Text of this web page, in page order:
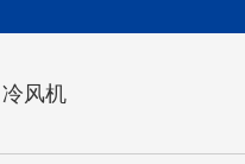
冷风机